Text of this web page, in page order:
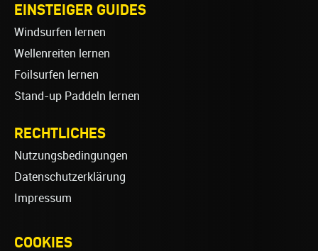
EINSTEIGER GUIDES
Windsurfen lernen
Wellenreiten lernen
Foilsurfen lernen
Stand-up Paddeln lernen
RECHTLICHES
Nutzungsbedingungen
Datenschutzerklärung
Impressum
COOKIES